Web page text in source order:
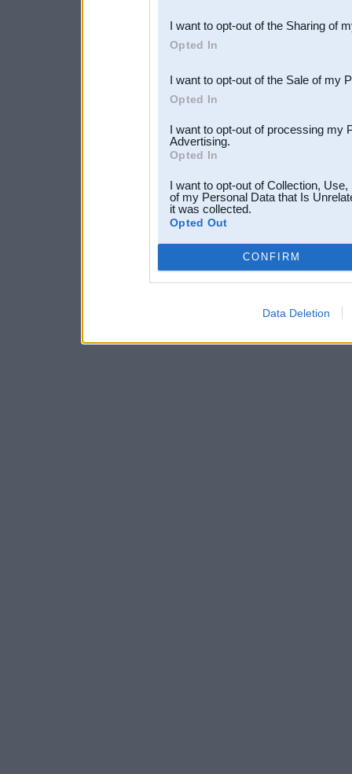
Downstream Participants
third parties.
I want to opt-out of the Sharing of
Opted In
I want to opt-out of the Sale of my
Opted In
I want to opt-out of processing my
Advertising.
Opted In
I want to opt-out of Collection,
of my Personal Data that Is
it was collected.
Opted Out
CONFIRM
Data Deletion